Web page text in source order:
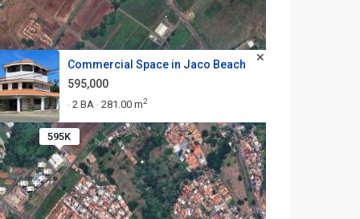
595K
Commercial Space in Jaco Beach
595,000
· 2 BA · 281.00 m2